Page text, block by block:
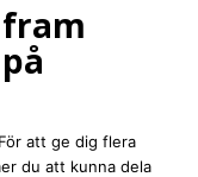
För att ge dig flera
du att kunna dela